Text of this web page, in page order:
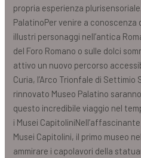
propria esperienza
PalatinoPer venire a conoscenza
illustri personaggi nell’antica
del Foro Romano o sulle dolci
attivo un nuovo percorso
Curia, l’Arco Trionfale di Settimio
rinnovato Museo Palatino
questo incredibile viaggio nel
i Musei
Musei Capitolini, il primo museo
ammirare i capolavori della